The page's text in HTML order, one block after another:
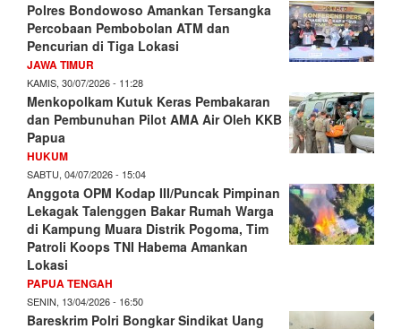
Polres Bondowoso Amankan Tersangka
Percobaan Pembobolan ATM dan
Pencurian di Tiga Lokasi
JAWA TIMUR
KAMIS, 30/07/2026 - 11:28
Menkopolkam Kutuk Keras Pembakaran
dan Pembunuhan Pilot AMA Air Oleh KKB
Papua
HUKUM
SABTU, 04/07/2026 - 15:04
Anggota OPM Kodap III/Puncak Pimpinan
Lekagak Talenggen Bakar Rumah Warga
di Kampung Muara Distrik Pogoma, Tim
Patroli Koops TNI Habema Amankan
Lokasi
PAPUA TENGAH
SENIN, 13/04/2026 - 16:50
Bareskrim Polri Bongkar Sindikat Uang